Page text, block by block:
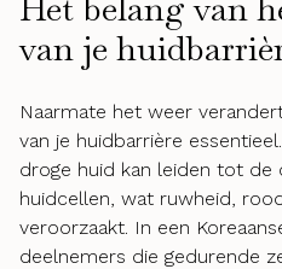
van je
Naarmate het weer
van je huidbarrière
droge huid kan leiden tot de
huidcellen, wat ruwheid,
veroorzaakt. In een
deelnemers die gedurende